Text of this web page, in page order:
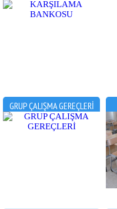
GRUP ÇALIŞMA GEREÇLERİ